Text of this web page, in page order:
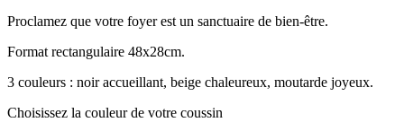
Proclamez que votre foyer est un sanctuaire de bien-être.
Format rectangulaire 48x28cm.
3 couleurs : noir accueillant, beige chaleureux, moutarde joyeux.
Choisissez la couleur de votre coussin